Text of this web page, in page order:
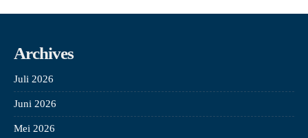
Archives
Juli 2026
Juni 2026
Mei 2026